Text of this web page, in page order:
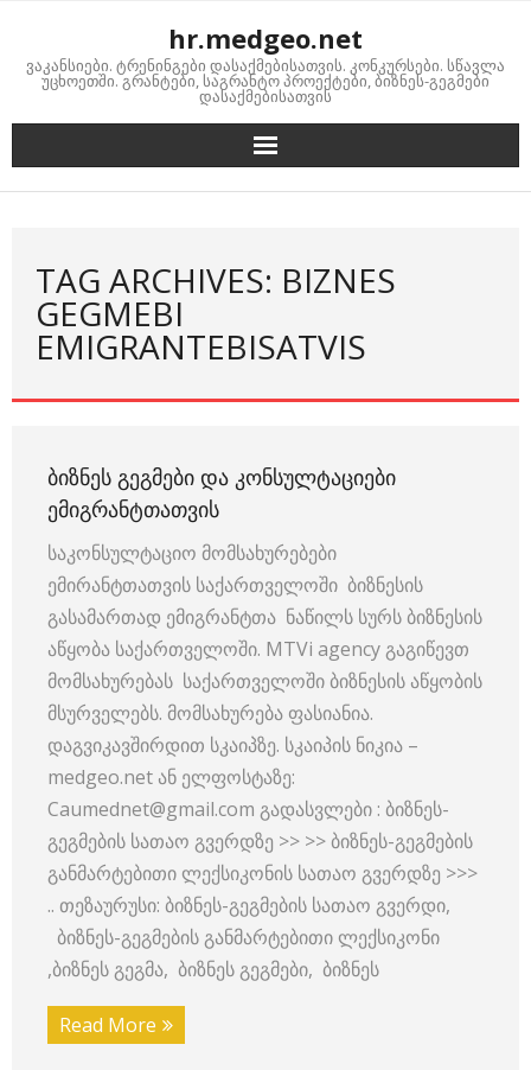
content
hr.medgeo.net
ვაკანსიები. ტრენინგები დასაქმებისათვის. კონკურსები. სწავლა
უცხოეთში. გრანტები, საგრანტო პროექტები, ბიზნეს-გეგმები
დასაქმებისათვის
TAG ARCHIVES: BIZNES
GEGMEBI
EMIGRANTEBISATVIS
ᲑᲘᲖᲜᲔᲡ ᲒᲔᲒᲛᲔᲑᲘ ᲓᲐ ᲙᲝᲜᲡᲣᲚᲢᲐᲪᲘᲔᲑᲘ
ᲔᲛᲘᲒᲠᲐᲜᲢᲗᲐᲗᲕᲘᲡ
საკონსულტაციო მომსახურებები
ემირანტთათვის საქართველოში ბიზნესის
გასამართად ემიგრანტთა ნაწილს სურს ბიზნესის
აწყობა საქართველოში. MTVi agency გაგიწევთ
მომსახურებას საქართველოში ბიზნესის აწყობის
მსურველებს. მომსახურება ფასიანია.
დაგვიკავშირდით სკაიპზე. სკაიპის ნიკია –
medgeo.net ან ელფოსტაზე:
Caumednet@gmail.com გადასვლები : ბიზნეს-
გეგმების სათაო გვერდზე >> >> ბიზნეს-გეგმების
განმარტებითი ლექსიკონის სათაო გვერდზე >>>
.. თეზაურუსი: ბიზნეს-გეგმების სათაო გვერდი,
ბიზნეს-გეგმების განმარტებითი ლექსიკონი
,ბიზნეს გეგმა, ბიზნეს გეგმები, ბიზნეს
Read More